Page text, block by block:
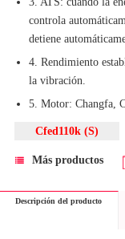
controla
detiene
4. Rendimiento
la vibración.
5. Motor: Changfa,
Cfed110k (S)
Más productos
Descripción del producto